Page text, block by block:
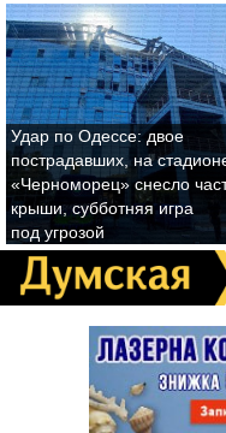
Удар по Одессе: двое
пострадавших, на
«Черноморец» снесло
крыши, субботняя игра
под угрозой